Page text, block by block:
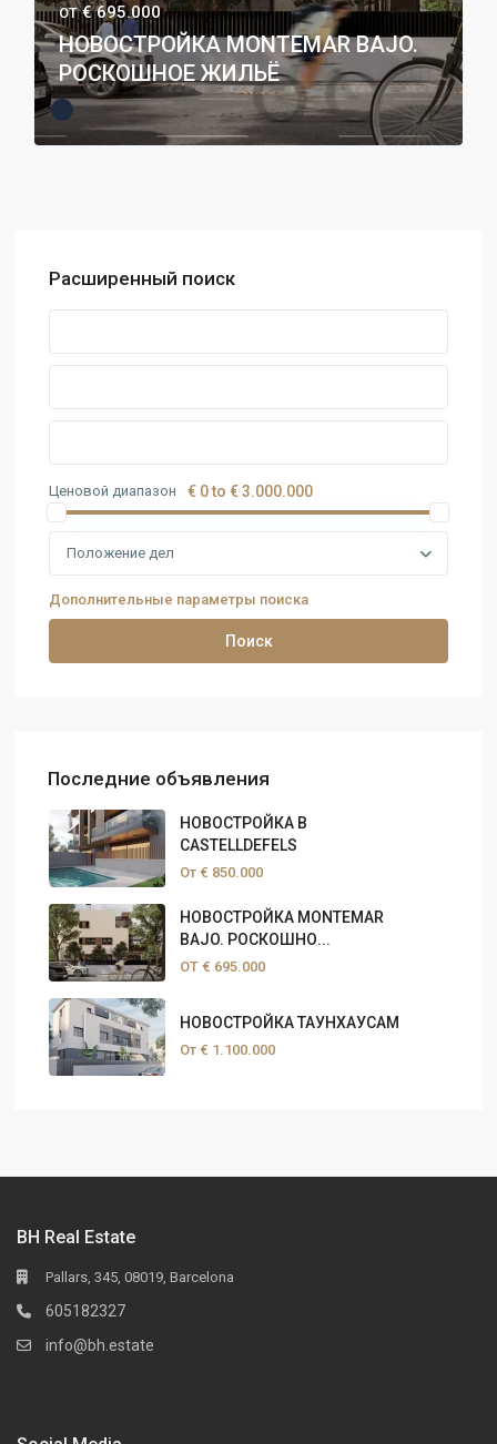
ОТ€ 695.000
НОВОСТРОЙКА MONTEMAR BAJO.
РОСКОШНОЕ ЖИЛЬЁ
Расширенный поиск
Ценовой диапазон € 0 to € 3.000.000
Положение дел
Дополнительные параметры поиска
Поиск
Последние объявления
НОВОСТРОЙКА В
CASTELLDEFELS
От € 850.000
НОВОСТРОЙКА MONTEMAR
BAJO. РОСКОШНО...
ОТ € 695.000
НОВОСТРОЙКА ТАУНХАУСАМ
От € 1.100.000
BH Real Estate
Pallars, 345, 08019, Barcelona
605182327
info@bh.estate